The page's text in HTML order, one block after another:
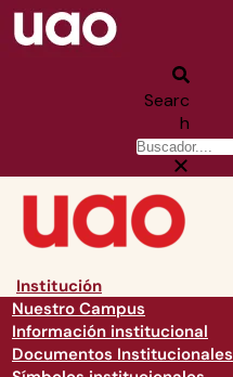
Searc
h
Institución
Nuestro Campus
Información institucional
Documentos Institucionales